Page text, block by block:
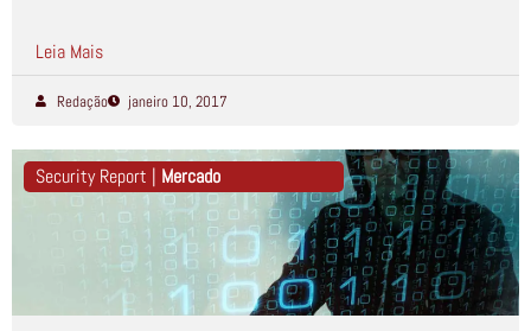
Leia Mais
Redação janeiro 10, 2017
Security Report | Mercado